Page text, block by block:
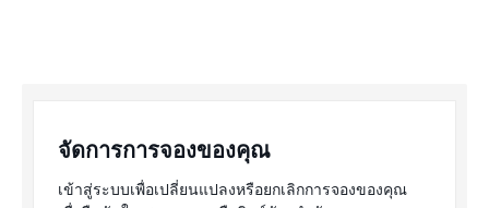
จัดการการจองของคุณ
เข้าสู่ระบบเพื่อเปลี่ยนแปลงหรือยกเลิกการจองของคุณ